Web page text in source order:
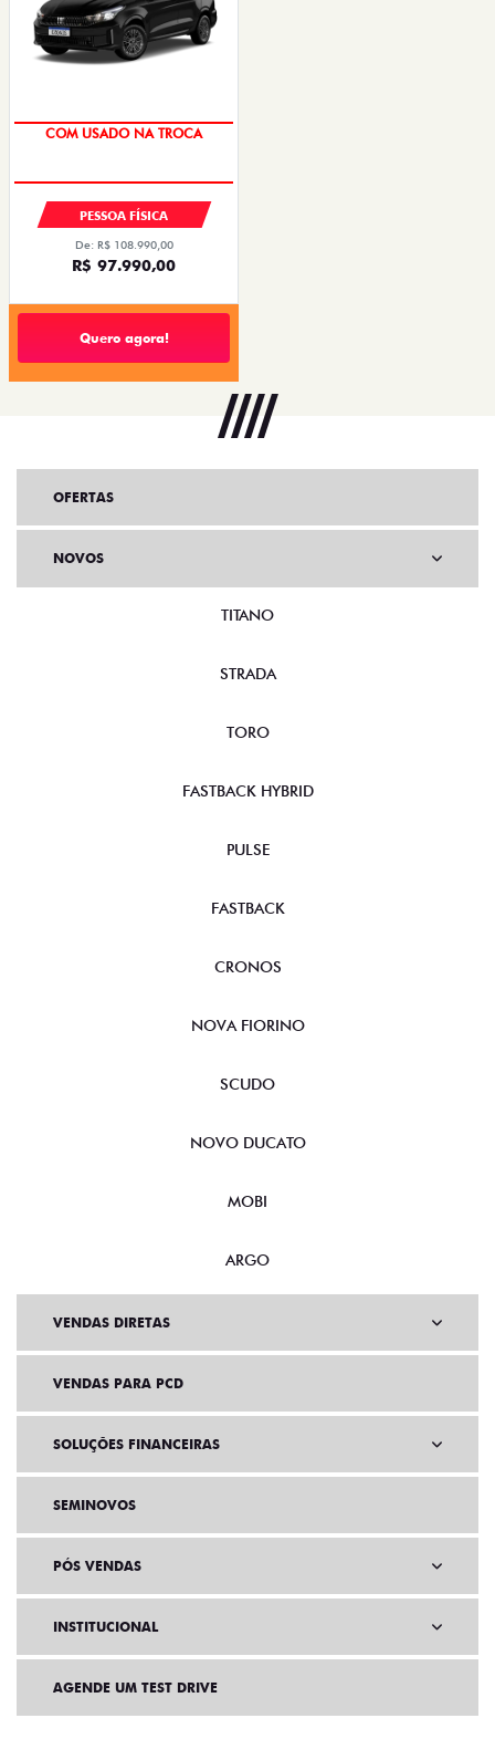
SUPER DESCONTO
PESSOA FÍSICA
De: R$ 108.990,00
R$ 97.990,00
Quero agora!
OFERTAS
NOVOS
TITANO
STRADA
TORO
FASTBACK HYBRID
PULSE
FASTBACK
CRONOS
NOVA FIORINO
SCUDO
NOVO DUCATO
MOBI
ARGO
VENDAS DIRETAS
VENDAS PARA PCD
SOLUÇÕES FINANCEIRAS
SEMINOVOS
PÓS VENDAS
INSTITUCIONAL
AGENDE UM TEST DRIVE